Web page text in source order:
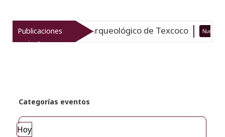
Publicaciones
recientes
el patrimonio arqueológico de Texcoco Nuevo
Categorías eventos
Hoy